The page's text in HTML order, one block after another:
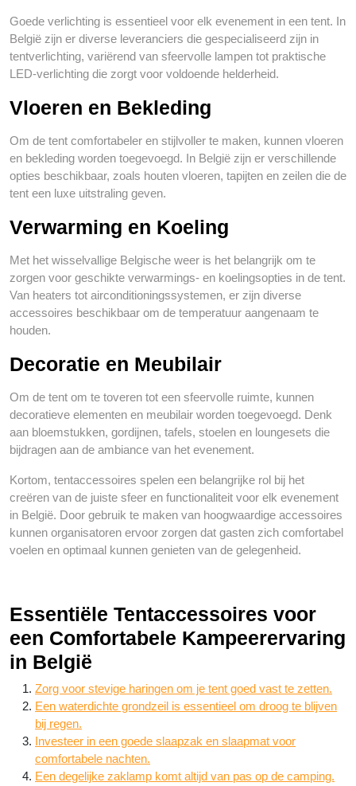
Goede verlichting is essentieel voor elk evenement in een tent. In
België zijn er diverse leveranciers die gespecialiseerd zijn in
tentverlichting, variërend van sfeervolle lampen tot praktische
LED-verlichting die zorgt voor voldoende helderheid.
Vloeren en Bekleding
Om de tent comfortabeler en stijlvoller te maken, kunnen vloeren
en bekleding worden toegevoegd. In België zijn er verschillende
opties beschikbaar, zoals houten vloeren, tapijten en zeilen die de
tent een luxe uitstraling geven.
Verwarming en Koeling
Met het wisselvallige Belgische weer is het belangrijk om te
zorgen voor geschikte verwarmings- en koelingsopties in de tent.
Van heaters tot airconditioningssystemen, er zijn diverse
accessoires beschikbaar om de temperatuur aangenaam te
houden.
Decoratie en Meubilair
Om de tent om te toveren tot een sfeervolle ruimte, kunnen
decoratieve elementen en meubilair worden toegevoegd. Denk
aan bloemstukken, gordijnen, tafels, stoelen en loungesets die
bijdragen aan de ambiance van het evenement.
Kortom, tentaccessoires spelen een belangrijke rol bij het
creëren van de juiste sfeer en functionaliteit voor elk evenement
in België. Door gebruik te maken van hoogwaardige accessoires
kunnen organisatoren ervoor zorgen dat gasten zich comfortabel
voelen en optimaal kunnen genieten van de gelegenheid.
Essentiële Tentaccessoires voor
een Comfortabele Kampeerervaring
in België
Zorg voor stevige haringen om je tent goed vast te zetten.
Een waterdichte grondzeil is essentieel om droog te blijven
bij regen.
Investeer in een goede slaapzak en slaapmat voor
comfortabele nachten.
Een degelijke zaklamp komt altijd van pas op de camping.